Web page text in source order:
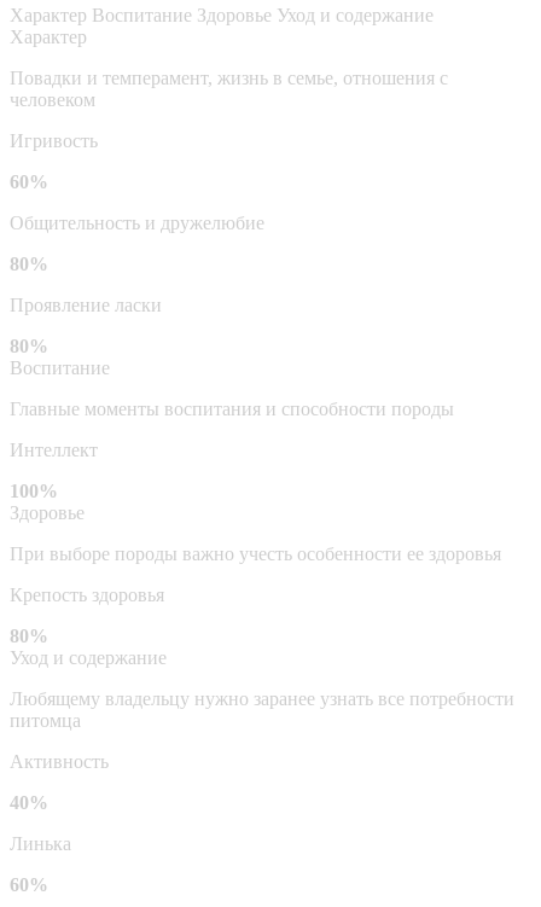
Характер Воспитание Здоровье Уход и содержание
Характер
Повадки и темперамент, жизнь в семье, отношения с
человеком
Игривость
60%
Общительность и дружелюбие
80%
Проявление ласки
80%
Воспитание
Главные моменты воспитания и способности породы
Интеллект
100%
Здоровье
При выборе породы важно учесть особенности ее здоровья
Крепость здоровья
80%
Уход и содержание
Любящему владельцу нужно заранее узнать все потребности
питомца
Активность
40%
Линька
60%